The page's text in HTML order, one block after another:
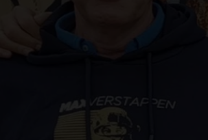
PODCAST PRESENTATOREN
PODCAST F1 AAN TAFEL